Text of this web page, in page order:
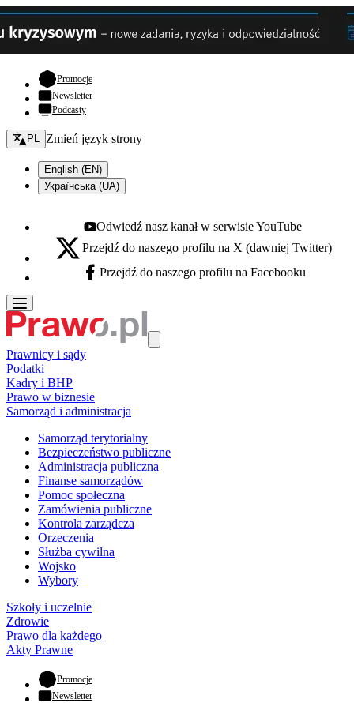
Promocje- otwiera się w nowej karcie
Newsletter
Podcasty
Zmień język - bieżący:
PL Zmień język strony
English (EN)
Українська (UA)
Youtube - otwiera się w nowej karcie
Odwiedź nasz kanał w serwisie YouTube
X - otwiera się w nowej karcie
Przejdź do naszego profilu na X (dawniej Twitter)
Facebook - otwiera się w nowej karcie
Przejdź do naszego profilu na Facebooku
Prawnicy i sądy
Podatki
Kadry i BHP
Prawo w biznesie
Samorząd i administracja
Samorząd terytorialny
Bezpieczeństwo publiczne
Administracja publiczna
Finanse samorządów
Pomoc społeczna
Zamówienia publiczne
Kontrola zarządcza
Orzeczenia
Służba cywilna
Wojsko
Wybory
Szkoły i uczelnie
Zdrowie
Prawo dla każdego
Akty Prawne
Promocje- otwiera się w nowej karcie
Newsletter